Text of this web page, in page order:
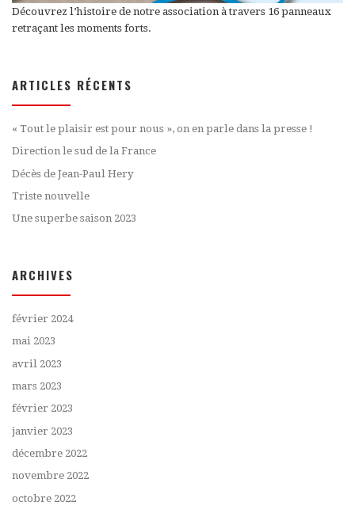
Découvrez l’histoire de notre association à travers 16 panneaux
retraçant les moments forts.
ARTICLES RÉCENTS
« Tout le plaisir est pour nous », on en parle dans la presse !
Direction le sud de la France
Décès de Jean-Paul Hery
Triste nouvelle
Une superbe saison 2023
ARCHIVES
février 2024
mai 2023
avril 2023
mars 2023
février 2023
janvier 2023
décembre 2022
novembre 2022
octobre 2022